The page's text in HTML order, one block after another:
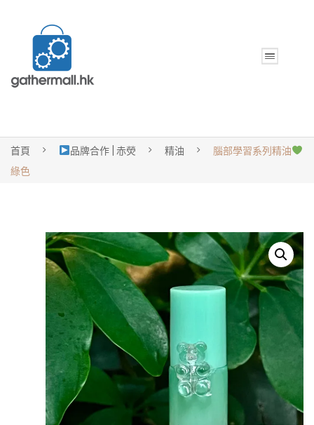
首頁 品牌合作 | 赤熒 精油
腦部學習系列精油
綠色